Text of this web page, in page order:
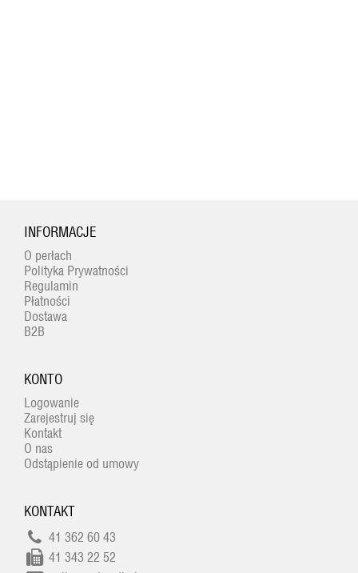
INFORMACJE
O perłach
Polityka Prywatności
Regulamin
Płatności
Dostawa
B2B
KONTO
Logowanie
Zarejestruj się
Kontakt
O nas
Odstąpienie od umowy
KONTAKT
41 362 60 43
41 343 22 52